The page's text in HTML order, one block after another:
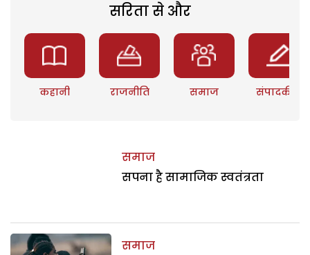
सरिता से और
कहानी राजनीति समाज संपादकीय
समाज
सपना है सामाजिक स्वतंत्रता
समाज